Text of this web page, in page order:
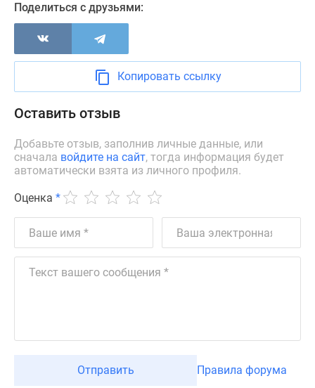
Подмосковья
комнатные
комнатные
Квартиры
карте
калькулятор
Семейная
ипотека
Военная
Поделиться с друзьями:
Копировать ссылку
Оставить отзыв
Добавьте отзыв, заполнив личные данные, или
сначала войдите на сайт, тогда информация будет
автоматически взята из личного профиля.
Оценка *
Отправить Правила форума